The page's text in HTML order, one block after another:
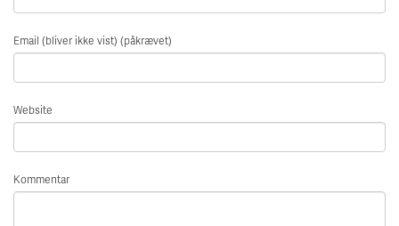
Email (bliver ikke vist) (påkrævet)
Website
Kommentar